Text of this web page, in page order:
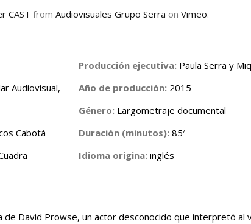
CAST from Audiovisuales Grupo Serra on Vimeo.
Audiovisual,
Cabotá
Producción ejecutiva: Paula Serra y
Año de producción: 2015
Género: Largometraje documental
Duración (minutos): 85′
Idioma origina: inglés
de David Prowse, un actor desconocido que interpretó al